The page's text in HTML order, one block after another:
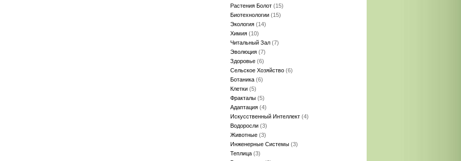
Растения Болот (15)
Биотехнологии (15)
Экология (14)
Химия (10)
Читальный Зал (7)
Эволюция (7)
Здоровье (6)
Сельское Хозяйство (6)
Ботаника (6)
Клетки (5)
Фракталы (5)
Адаптация (4)
Искусственный Интеллект (4)
Водоросли (3)
Животные (3)
Инженерные Системы (3)
Теплица (3)